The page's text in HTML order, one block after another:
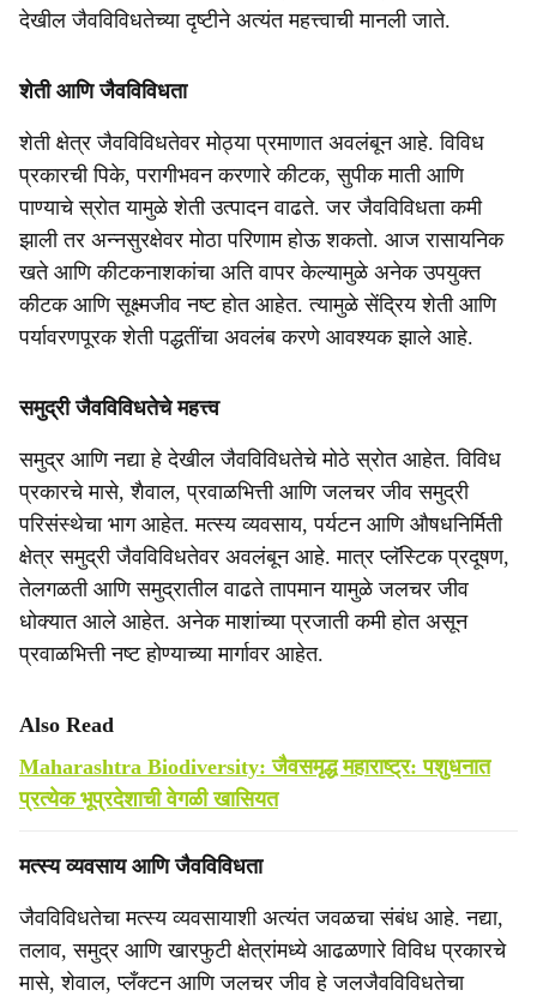
देखील जैवविविधतेच्या दृष्टीने अत्यंत महत्त्वाची मानली जाते.
शेती आणि जैवविविधता
शेती क्षेत्र जैवविविधतेवर मोठ्या प्रमाणात अवलंबून आहे. विविध
प्रकारची पिके, परागीभवन करणारे कीटक, सुपीक माती आणि
पाण्याचे स्रोत यामुळे शेती उत्पादन वाढते. जर जैवविविधता कमी
झाली तर अन्नसुरक्षेवर मोठा परिणाम होऊ शकतो. आज रासायनिक
खते आणि कीटकनाशकांचा अति वापर केल्यामुळे अनेक उपयुक्त
कीटक आणि सूक्ष्मजीव नष्ट होत आहेत. त्यामुळे सेंद्रिय शेती आणि
पर्यावरणपूरक शेती पद्धतींचा अवलंब करणे आवश्यक झाले आहे.
समुद्री जैवविविधतेचे महत्त्व
समुद्र आणि नद्या हे देखील जैवविविधतेचे मोठे स्रोत आहेत. विविध
प्रकारचे मासे, शैवाल, प्रवाळभित्ती आणि जलचर जीव समुद्री
परिसंस्थेचा भाग आहेत. मत्स्य व्यवसाय, पर्यटन आणि औषधनिर्मिती
क्षेत्र समुद्री जैवविविधतेवर अवलंबून आहे. मात्र प्लॅस्टिक प्रदूषण,
तेलगळती आणि समुद्रातील वाढते तापमान यामुळे जलचर जीव
धोक्यात आले आहेत. अनेक माशांच्या प्रजाती कमी होत असून
प्रवाळभित्ती नष्ट होण्याच्या मार्गावर आहेत.
Also Read
Maharashtra Biodiversity: जैवसमृद्ध महाराष्ट्र: पशुधनात
प्रत्येक भूप्रदेशाची वेगळी खासियत
मत्स्य व्यवसाय आणि जैवविविधता
जैवविविधतेचा मत्स्य व्यवसायाशी अत्यंत जवळचा संबंध आहे. नद्या,
तलाव, समुद्र आणि खारफुटी क्षेत्रांमध्ये आढळणारे विविध प्रकारचे
मासे, शेवाल, प्लँक्टन आणि जलचर जीव हे जलजैवविविधतेचा